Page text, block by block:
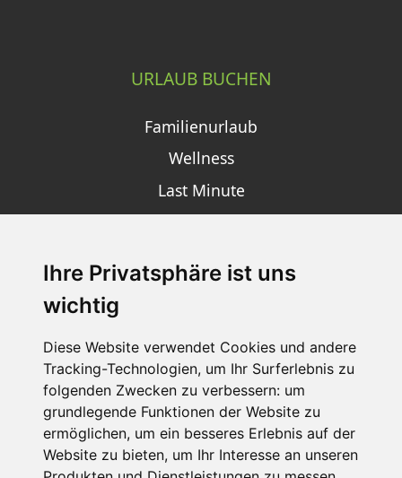
Ihre Privatsphäre ist uns
wichtig
Diese Website verwendet Cookies und andere
Tracking-Technologien, um Ihr Surferlebnis zu
folgenden Zwecken zu verbessern: um
grundlegende Funktionen der Website zu
ermöglichen, um ein besseres Erlebnis auf der
Website zu bieten, um Ihr Interesse an unseren
URLAUB BUCHEN
Familienurlaub
Wellness
Last Minute
SCHNEEHÖHEN SKI APP
Die Schneehoehen Ski APP für iOS und Android - Ein
Muss für alle Wintersportler und Schneefreaks!